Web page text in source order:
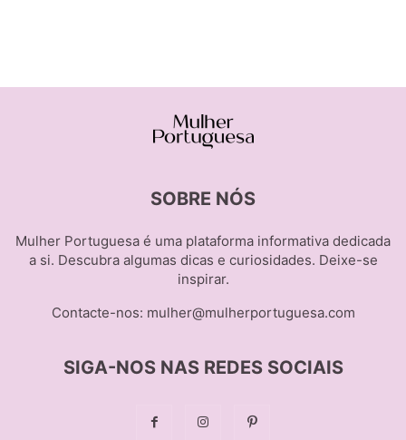
SOBRE NÓS
Mulher Portuguesa é uma plataforma informativa dedicada
a si. Descubra algumas dicas e curiosidades. Deixe-se
inspirar.
Contacte-nos: mulher@mulherportuguesa.com
SIGA-NOS NAS REDES SOCIAIS